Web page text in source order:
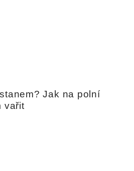
Jak na polní
vařit